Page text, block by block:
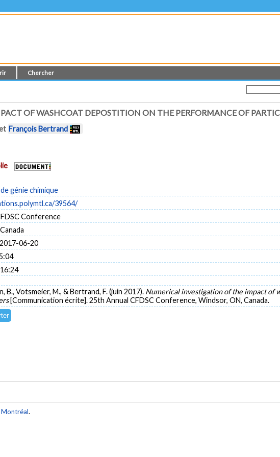
Chercher
OF WASHCOAT DEPOSTITION ON THE PERFORMANCE OF
François Bertrand
génie chimique
39564/
Conference
06-20
B., Votsmeier, M., & Bertrand, F. (juin 2017). Numerical investigation of the impact of
[Communication écrite]. 25th Annual CFDSC Conference, Windsor, ON, Canada.
Montréal.